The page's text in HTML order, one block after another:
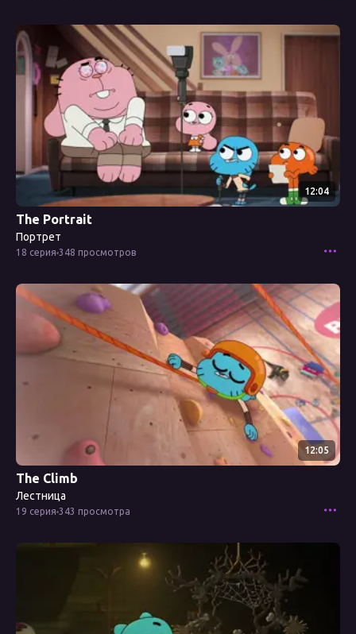
Смотреть эпизод
12:04
The Portrait
Портрет
18 серия 348 просмотров
Смотреть эпизод
12:05
The Climb
Лестница
19 серия 343 просмотра
Смотреть эпизод